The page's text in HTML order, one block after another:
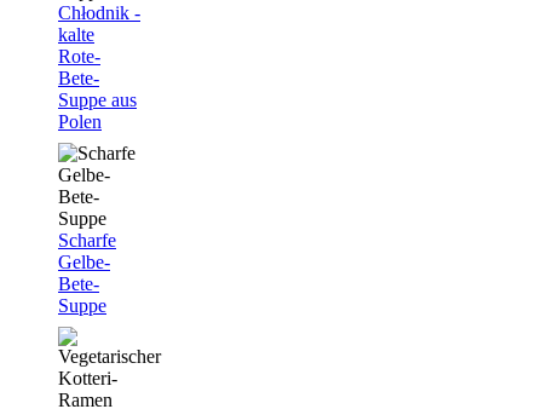
Chłodnik -
kalte
Rote-
Bete-
Suppe aus
Polen
Scharfe
Gelbe-
Bete-
Suppe